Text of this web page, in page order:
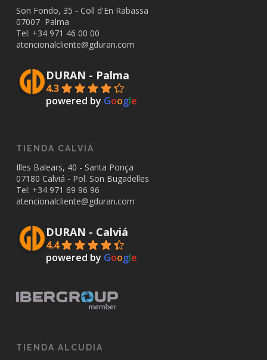
Son Fondo, 35 - Coll d'En Rabassa
07007 Palma
Tel: +34 971 46 00 00
atencionalcliente@gduran.com
DURAN - Palma
4.3
powered by Google
TIENDA CALVIÁ
Illes Balears, 40 - Santa Ponça
07180 Calviá - Pol. Son Bugadelles
Tel: +34 971 69 96 96
atencionalcliente@gduran.com
DURAN - Calviá
4.4
powered by Google
TIENDA ALCUDIA